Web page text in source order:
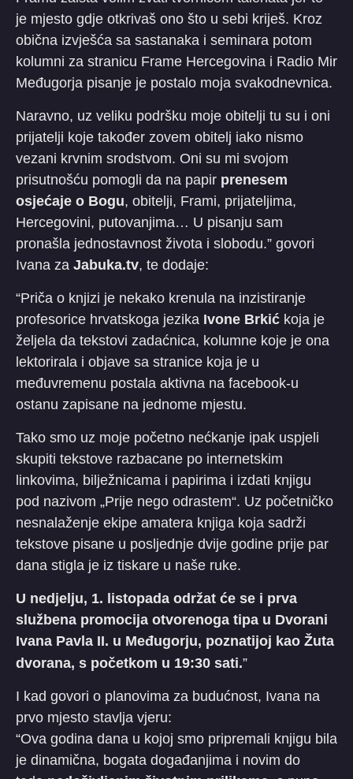
je mjesto gdje otkrivaš ono što u sebi kriješ. Kroz
obična izvješća sa sastanaka i seminara potom
kolumni za stranicu Frame Hercegovina i Radio Mir
Međugorja pisanje je postalo moja svakodnevnica.
Naravno, uz veliku podršku moje obitelji tu su i oni
prijatelji koje također zovem obitelj iako nismo
vezani krvnim srodstvom. Oni su mi svojom
prisutnošću pomogli da na papir prenesem
osjećaje o Bogu, obitelji, Frami, prijateljima,
Hercegovini, putovanjima… U pisanju sam
pronašla jednostavnost života i slobodu.” govori
Ivana za Jabuka.tv, te dodaje:
“Priča o knjizi je nekako krenula na inzistiranje
profesorice hrvatskoga jezika Ivone Brkić koja je
željela da tekstovi zadaćnica, kolumne koje je ona
lektorirala i objave sa stranice koja je u
međuvremenu postala aktivna na facebook-u
ostanu zapisane na jednome mjestu.
Tako smo uz moje početno nećkanje ipak uspjeli
skupiti tekstove razbacane po internetskim
linkovima, bilježnicama i papirima i izdati knjigu
pod nazivom „Prije nego odrastem“. Uz početničko
nesnalaženje ekipe amatera knjiga koja sadrži
tekstove pisane u posljednje dvije godine prije par
dana stigla je iz tiskare u naše ruke.
U nedjelju, 1. listopada održat će se i prva
službena promocija otvorenoga tipa u Dvorani
Ivana Pavla II. u Međugorju, poznatijoj kao Žuta
dvorana, s početkom u 19:30 sati.”
I kad govori o planovima za budućnost, Ivana na
prvo mjesto stavlja vjeru:
“Ova godina dana u kojoj smo pripremali knjigu bila
je dinamična, bogata događanjima i novim do